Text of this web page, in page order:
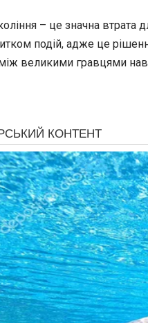
– це значна
подій, адже це
великими гравцями